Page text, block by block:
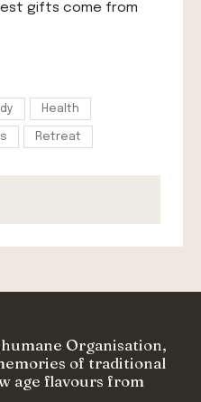
gifts come from
Health
Retreat
Organisation,
of traditional
age flavours from